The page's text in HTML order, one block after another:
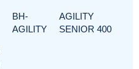
BH-
AGILITY
AGILITY
SENIOR 400